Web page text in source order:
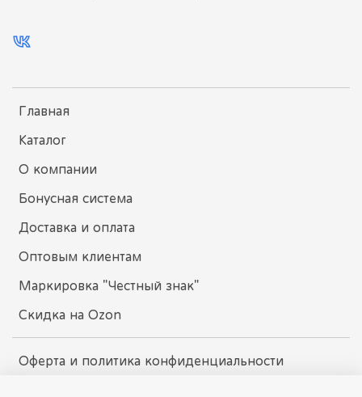
Главная
Каталог
О компании
Бонусная система
Доставка и оплата
Оптовым клиентам
Маркировка "Честный знак"
Скидка на Ozon
Оферта и политика конфиденциальности